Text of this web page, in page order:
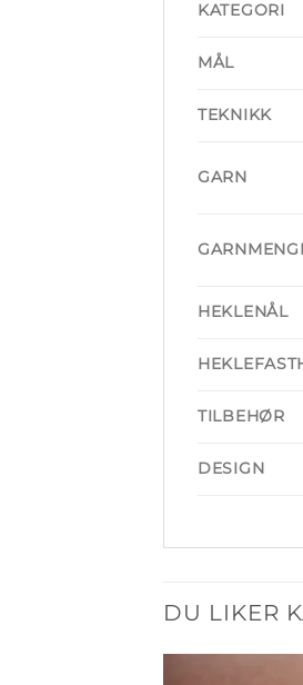
KATEGORI
MÅL
TEKNIKK
GARN
HEKLENÅL
TILBEHØR
DESIGN
DU LIKER